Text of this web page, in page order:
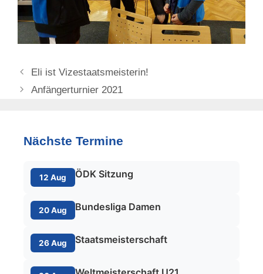
Eli ist Vizestaatsmeisterin!
Anfängerturnier 2021
Nächste Termine
12 Aug ÖDK Sitzung
20 Aug Bundesliga Damen
26 Aug Staatsmeisterschaft